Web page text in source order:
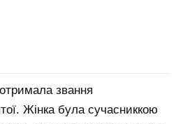
звання
Жінка була сучасниккою